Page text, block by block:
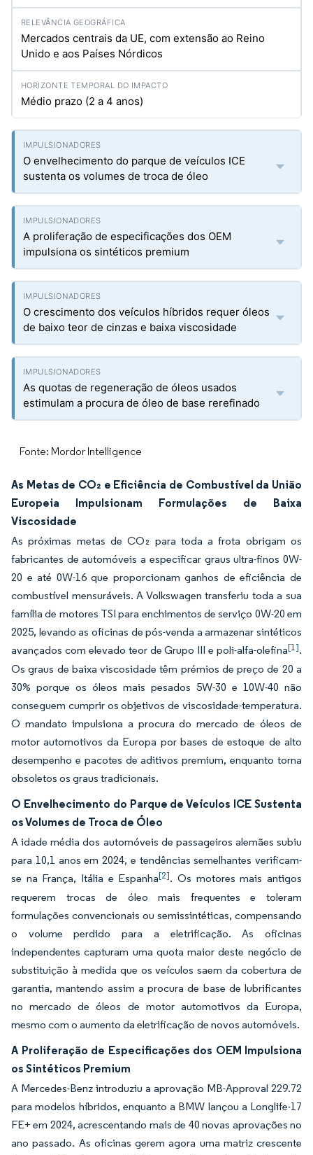
Mercados centrais da UE, com extensão ao Reino
Unido e aos Países Nórdicos
Médio prazo (2 a 4 anos)
O envelhecimento do parque de veículos ICE
sustenta os volumes de troca de óleo
A proliferação de especificações dos OEM
impulsiona os sintéticos premium
O crescimento dos veículos híbridos requer óleos
de baixo teor de cinzas e baixa viscosidade
As quotas de regeneração de óleos usados
estimulam a procura de óleo de base rerefinado
Fonte: Mordor Intelligence
As Metas de CO₂ e Eficiência de Combustível da União
Europeia Impulsionam Formulações de Baixa
Viscosidade
As próximas metas de CO₂ para toda a frota obrigam os
fabricantes de automóveis a especificar graus ultra-finos 0W-
20 e até 0W-16 que proporcionam ganhos de eficiência de
combustível mensuráveis. A Volkswagen transferiu toda a sua
família de motores TSI para enchimentos de serviço 0W-20 em
2025, levando as oficinas de pós-venda a armazenar sintéticos
avançados com elevado teor de Grupo III e poli-alfa-olefina[1].
Os graus de baixa viscosidade têm prémios de preço de 20 a
30% porque os óleos mais pesados 5W-30 e 10W-40 não
conseguem cumprir os objetivos de viscosidade-temperatura.
O mandato impulsiona a procura do mercado de óleos de
motor automotivos da Europa por bases de estoque de alto
desempenho e pacotes de aditivos premium, enquanto torna
obsoletos os graus tradicionais.
O Envelhecimento do Parque de Veículos ICE Sustenta
os Volumes de Troca de Óleo
A idade média dos automóveis de passageiros alemães subiu
para 10,1 anos em 2024, e tendências semelhantes verificam-
se na França, Itália e Espanha[2]. Os motores mais antigos
requerem trocas de óleo mais frequentes e toleram
formulações convencionais ou semissintéticas, compensando
o volume perdido para a eletrificação. As oficinas
independentes capturam uma quota maior deste negócio de
substituição à medida que os veículos saem da cobertura de
garantia, mantendo assim a procura de base de lubrificantes
no mercado de óleos de motor automotivos da Europa,
mesmo com o aumento da eletrificação de novos automóveis.
A Proliferação de Especificações dos OEM Impulsiona
os Sintéticos Premium
A Mercedes-Benz introduziu a aprovação MB-Approval 229.72
para modelos híbridos, enquanto a BMW lançou a Longlife-17
FE+ em 2024, acrescentando mais de 40 novas aprovações no
ano passado. As oficinas gerem agora uma matriz crescente